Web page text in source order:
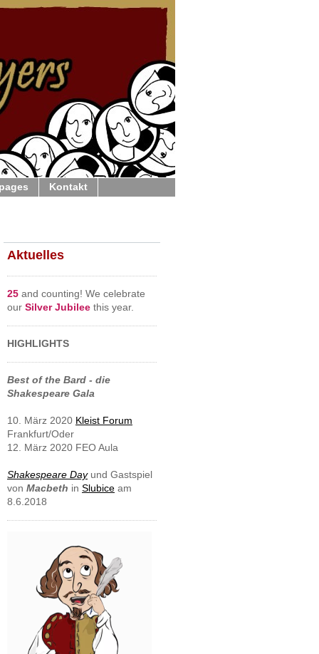
Kontakt
Aktuelles
25 and counting! We celebrate
our Silver Jubilee this year.
HIGHLIGHTS
Best of the Bard - die
Shakespeare Gala
10. März 2020 Kleist Forum
Frankfurt/Oder
12. März 2020 FEO Aula
Shakespeare Dayund Gastspiel
von Macbeth in Slubice am
8.6.2018